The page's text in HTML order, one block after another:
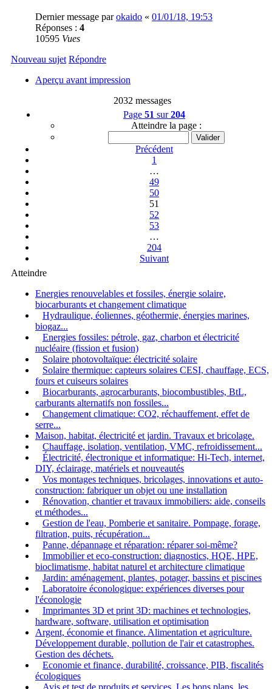
Dernier message parokaido « 01/01/18, 19:53
Réponses : 4
10595 Vues
Nouveau sujet Répondre
Aperçu avant impression
2032 messages
Page 51 sur204
Atteindre la page :
Précédent
1
…
49
50
51
52
53
…
204
Suivant
Atteindre
Energies renouvelables et fossiles, énergie solaire,
biocarburants et changement climatique
Hydraulique, éoliennes, géothermie, énergies marines,
biogaz...
Energies fossiles: pétrole, gaz, charbon et électricité
nucléaire (fission et fusion)
Solaire photovoltaïque: électricité solaire
Solaire thermique: capteurs solaires CESI, chauffage, ECS,
fours et cuiseurs solaires
Biocarburants, agrocarburants, biocombustibles, BtL,
carburants alternatifs non fossiles...
Changement climatique: CO2, réchauffement, effet de
serre...
Maison, habitat, électricité et jardin. Travaux et bricolage.
Chauffage, isolation, ventilation, VMC, refroidissement...
Électricité, électronique et informatique: Hi-Tech, internet,
DIY, éclairage, matériels et nouveautés
Vos montages techniques, bricolages, innovations et auto-
construction: fabriquer un objet ou une installation
Rénovation, chantier et travaux immobiliers: aide, conseils
et méthodes...
Gestion de l'eau, Pomberie et sanitaire. Pompage, forage,
filtration, puits, récupération...
Panne, dépannage et réparation: réparer soi-même?
Immobilier et eco-construction: diagnostics, HQE, HPE,
bioclimatisme, habitat naturel et architecture climatique
Jardin: aménagement, plantes, potager, bassins et piscines
Laboratoire éconologique: expériences diverses pour
l'éconologie
Imprimantes 3D et print 3D: machines et technologies,
hardware, software, utilisation et optimisation
Argent, économie et finance. Alimentation et agriculture.
Développement durable, pollution de l'air et catastrophes.
Gestion des déchets.
Economie et finance, durabilité, croissance, PIB, fiscalités
écologiques
Avis et test de produits et services. Les bons plans, les